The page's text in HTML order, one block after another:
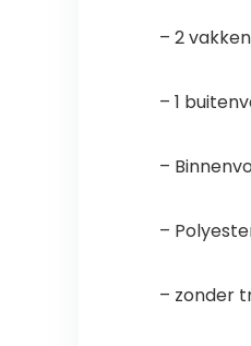
– 2
– 1
–
–
– zonder